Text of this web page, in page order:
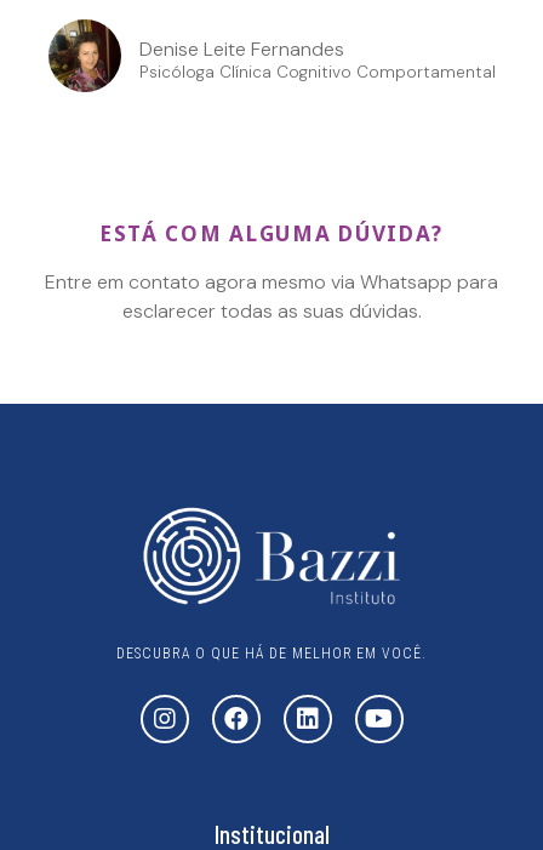
Denise Leite Fernandes
Psicóloga Clínica Cognitivo Comportamental
ESTÁ COM ALGUMA DÚVIDA?
Entre em contato agora mesmo via Whatsapp para
esclarecer todas as suas dúvidas.
DESCUBRA O QUE HÁ DE MELHOR EM VOCÊ.
Institucional